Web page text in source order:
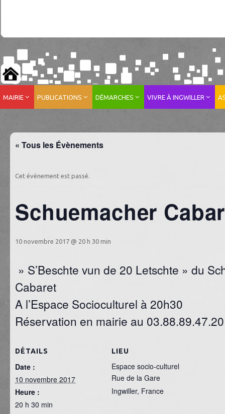
MAIRIE PUBLICATIONS DÉMARCHES VIVRE À INGWILLER
« Tous les Évènements
Cet évènement est passé.
Schuemacher
10 novembre 2017 @ 20 h 30 min
» S’Beschte vun de 20 Letschte » du
Cabaret
A l’Espace Socioculturel à 20h30
Réservation en mairie au
DÉTAILS
Date :
10 novembre 2017
Heure :
20 h 30 min
LIEU
Espace socio-culturel
Rue de la Gare
Ingwiller, France